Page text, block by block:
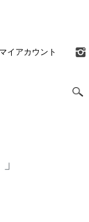
マイアカウント